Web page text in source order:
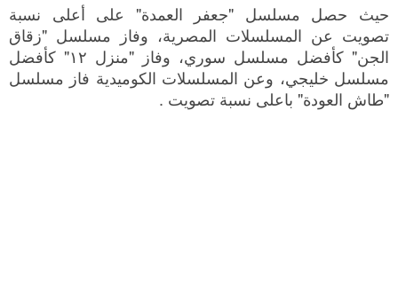
حيث حصل مسلسل "جعفر العمدة" على أعلى نسبة
تصويت عن المسلسلات المصرية، وفاز مسلسل "زقاق
الجن" كأفضل مسلسل سوري، وفاز "منزل ١٢" كأفضل
مسلسل خليجي، وعن المسلسلات الكوميدية فاز مسلسل
"طاش العودة" باعلى نسبة تصويت .